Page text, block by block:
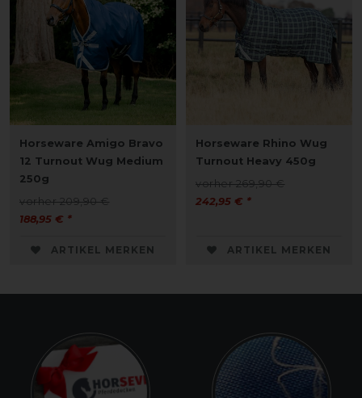
Horseware Amigo Bravo
12 Turnout Wug Medium
250g
vorher 209,90 €
188,95 € *
ARTIKEL MERKEN
Horseware Rhino Wug
Turnout Heavy 450g
vorher 269,90 €
242,95 € *
ARTIKEL MERKEN